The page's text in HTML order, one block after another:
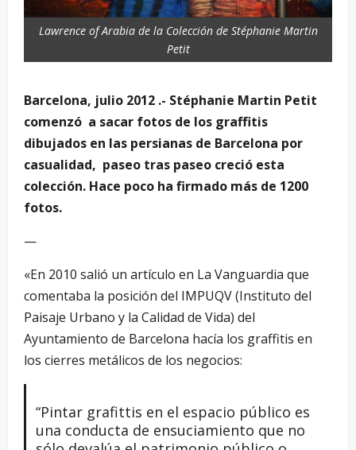
Lawrence of Arabia de la Colección de Stéphanie Martin
Petit
Barcelona, julio 2012 .- Stéphanie Martin Petit
comenzó a sacar fotos de los graffitis
dibujados en las persianas de Barcelona por
casualidad, paseo tras paseo creció esta
colección. Hace poco ha firmado más de 1200
fotos.
—
«En 2010 salió un artículo en La Vanguardia que
comentaba la posición del IMPUQV (Instituto del
Paisaje Urbano y la Calidad de Vida) del
Ayuntamiento de Barcelona hacía los graffitis en
los cierres metálicos de los negocios:
“Pintar grafittis en el espacio público es
una conducta de ensuciamiento que no